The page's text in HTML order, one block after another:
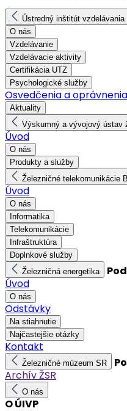
Ústredný inštitút
O nás
Vzdelávanie
Vzdelávacie aktivity
Certifikácia UTZ
Psychologické služby
Osvedčenia a oprávnenia
Aktuality
Výskumný a vývojový ústav
Úvod
O nás
Produkty a služby
Železničné telekomunikácie
Úvod
O nás
Informatika
Telekomunikácie
Infraštruktúra
Doplnkové služby
Železničná energetika
Úvod
O nás
Odstávky
Na stiahnutie
Najčastejšie otázky
Kontakt
Železničné múzeum SR
Archív ŽSR
O nás
O ÚIVP